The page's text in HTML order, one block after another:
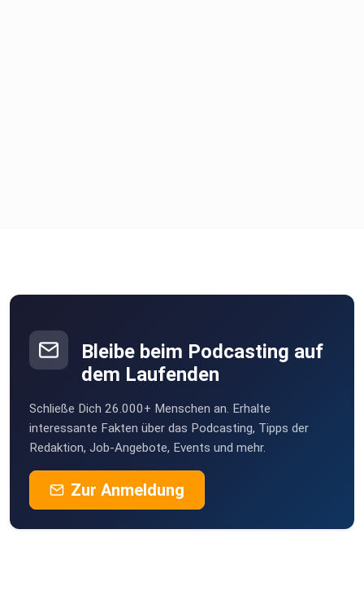
Bleibe beim Podcasting auf
dem Laufenden
Schließe Dich 26.000+ Menschen an. Erhalte
interessante Fakten über das Podcasting, Tipps der
Redaktion, Job-Angebote, Events und mehr.
Zur Anmeldung